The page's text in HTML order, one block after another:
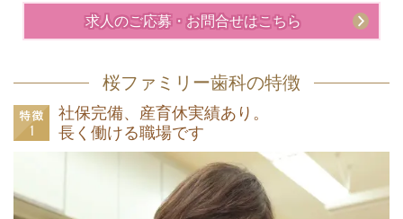
求人のご応募・お問合せはこちら
桜ファミリー歯科の特徴
社保完備、産育休実績あり。
長く働ける職場です